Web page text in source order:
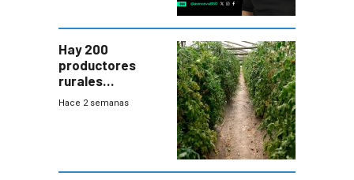
Hay 200
productores
rurales
afectados tras
Hace 2 semanas